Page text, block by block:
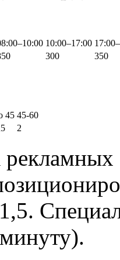
10:00–17:00
300 350
45 45-60
2